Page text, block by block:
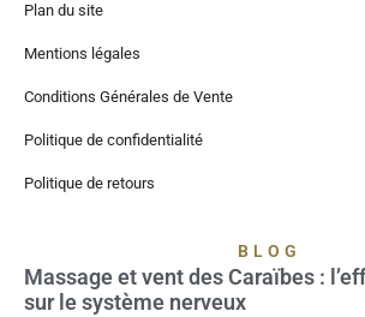
Plan du site
Mentions légales
Conditions Générales de Vente
Politique de confidentialité
Politique de retours
BLOG
Massage et vent des Caraïbes :
sur le système nerveux